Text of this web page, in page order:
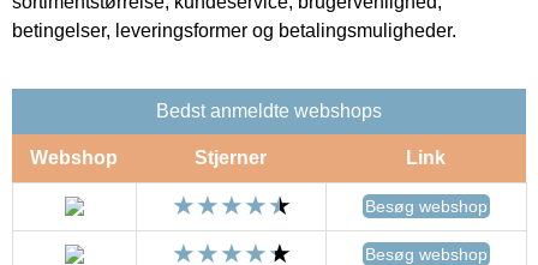
betingelser, leveringsformer og betalingsmuligheder.
Bedst anmeldte webshops
Webshop Stjerner Link
Besøg webshop
Besøg webshop